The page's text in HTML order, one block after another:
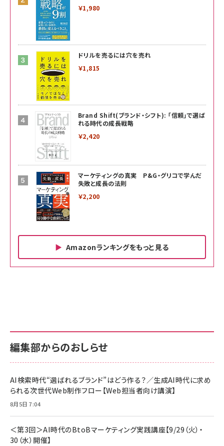
￥1,980
ドリルを売るには穴を売れ
￥1,815
Brand Shift(ブランド・シフト): 「信頼」で選ば
れる時代の成長戦略
￥2,420
マーケティングの真実 P&G・グリコで学んだ
失敗と成長の法則
￥2,200
Amazonランキングをもっと見る
￥880
anan(アンアン)2026/06/24号 No.2500増刊
スペシャルエディション[王道エンタメの矜持／
￥1,100
年後半、あなたの恋と運命／山田涼介]
￥880
サポート正規品 メーカー保証5年 KLMEA128G
NIMASO ガラスフィルム iPhone 17 用 保護フィ
すい ガイド枠付き いPhone17 (6.3インチ) 対応
2枚セット DSP25F1698
￥1,599
【New】Amazon Fire TV Stick HD | 手軽にスト
レイヤー
サポート正規品 メーカー保証5年 KLMEA128G
Amazon eギフトカード - Amazonロゴ - クラ
￥5,000
ケーブル Anker絡まないケーブル 240W 結束バン
17 / 16 / 15 / Galaxy iPad Pro MacBook
￥1,890
編集部からのおしらせ
AI検索時代“選ばれるブランド”はどう作る？／生成AI時代に求め
られる次世代Web制作フロー【Web担当者向け講演】
8月5日 7:04
＜第3回＞AI時代のBtoBマーケティング実践講座【9/29（火）・
30（水）開催】